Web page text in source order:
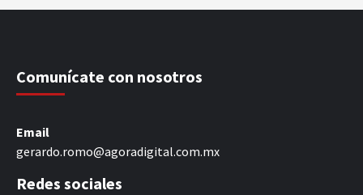
Comunícate con nosotros
Email
gerardo.romo@agoradigital.com.mx
Redes sociales